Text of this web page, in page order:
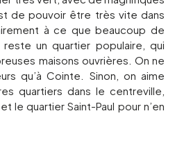
de pouvoir être très vite dans
à ce que beaucoup de
un quartier populaire, qui
maisons ouvrières. On ne
qu’à Cointe. Sinon, on aime
quartiers dans le centreville,
le quartier Saint-Paul pour n’en